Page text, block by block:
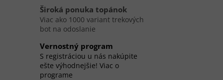
Široká ponuka topánok
Viac ako 1000 variant trekových
bot na odoslanie
Vernostný program
S registráciou u nás nakúpite
ešte výhodnejšie! Viac o
programe